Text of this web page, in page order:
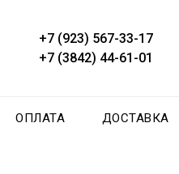
+7 (923) 567-33-17
+7 (3842) 44-61-01
ОПЛАТА ДОСТАВКА